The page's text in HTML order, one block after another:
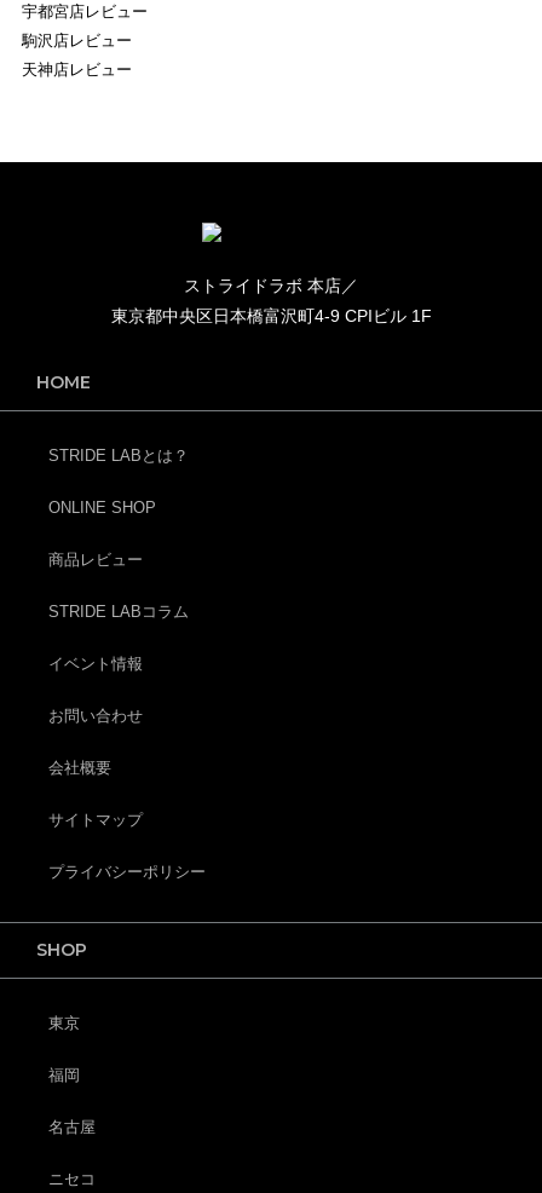
宇都宮店レビュー
駒沢店レビュー
天神店レビュー
ストライドラボ 本店／
東京都中央区日本橋富沢町4-9 CPIビル 1F
HOME
STRIDE LABとは？
ONLINE SHOP
商品レビュー
STRIDE LABコラム
イベント情報
お問い合わせ
会社概要
サイトマップ
プライバシーポリシー
SHOP
東京
福岡
名古屋
ニセコ